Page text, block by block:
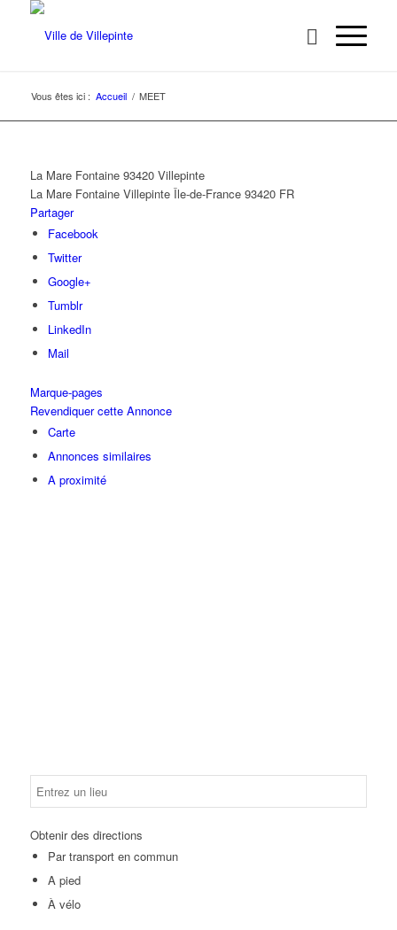
Vous êtes ici : Accueil / MEET
La Mare Fontaine 93420 Villepinte
La Mare Fontaine Villepinte Île-de-France 93420 FR
Partager
Facebook
Twitter
Google+
Tumblr
LinkedIn
Mail
Marque-pages
Revendiquer cette Annonce
Carte
Annonces similaires
A proximité
Obtenir des directions
Par transport en commun
A pied
À vélo